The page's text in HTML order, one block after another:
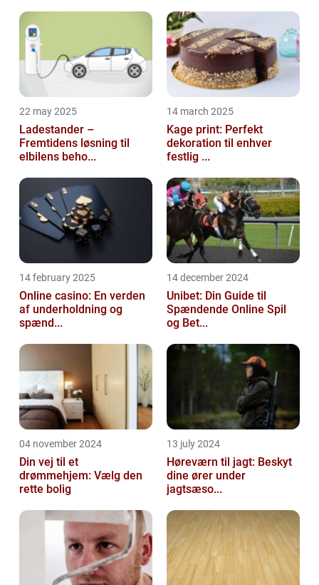
22 may 2025
Ladestander –
Fremtidens løsning til
elbilens beho...
14 march 2025
Kage print: Perfekt
dekoration til enhver
festlig ...
14 february 2025
Online casino: En verden
af underholdning og
spænd...
14 december 2024
Unibet: Din Guide til
Spændende Online Spil
og Bet...
04 november 2024
Din vej til et
drømmehjem: Vælg den
rette bolig
13 july 2024
Høreværn til jagt: Beskyt
dine ører under
jagtsæso...